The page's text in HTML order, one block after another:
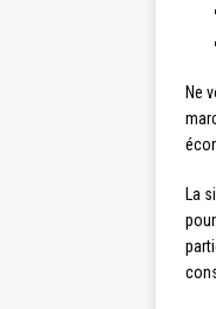
Ne
La